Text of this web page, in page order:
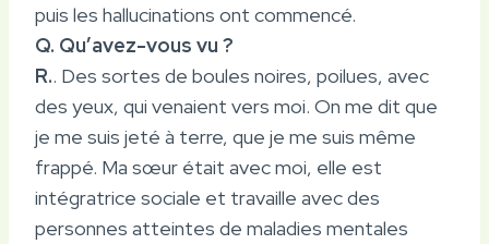
puis les hallucinations ont commencé.
Q. Qu’avez-vous vu ?
R.. Des sortes de boules noires, poilues, avec
des yeux, qui venaient vers moi. On me dit que
je me suis jeté à terre, que je me suis même
frappé. Ma sœur était avec moi, elle est
intégratrice sociale et travaille avec des
personnes atteintes de maladies mentales